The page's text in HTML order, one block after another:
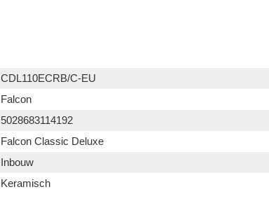
CDL110ECRB/C-EU
Falcon
5028683114192
Falcon Classic Deluxe
Inbouw
Keramisch